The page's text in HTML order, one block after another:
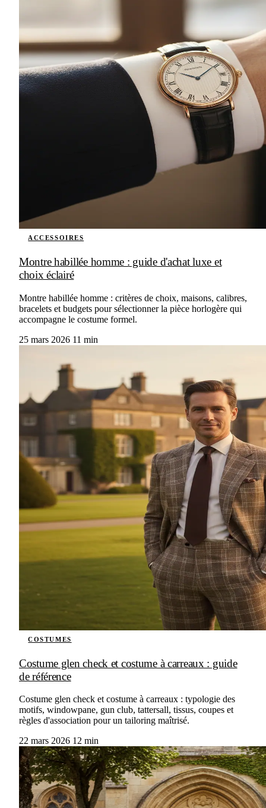
ACCESSOIRES
Montre habillée homme : guide d'achat luxe et
choix éclairé
Montre habillée homme : critères de choix, maisons, calibres,
bracelets et budgets pour sélectionner la pièce horlogère qui
accompagne le costume formel.
25 mars 2026 11 min
COSTUMES
Costume glen check et costume à carreaux : guide
de référence
Costume glen check et costume à carreaux : typologie des
motifs, windowpane, gun club, tattersall, tissus, coupes et
règles d'association pour un tailoring maîtrisé.
22 mars 2026 12 min